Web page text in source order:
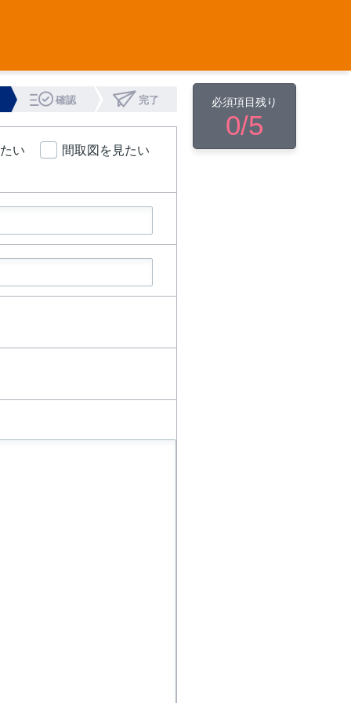
確認 完了
い
間取図を見たい
必須項目残り
0/5